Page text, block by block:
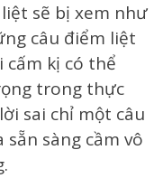
sẽ bị xem như
câu điểm liệt
kị có thể
trong thực
sai chỉ một câu
sàng cầm vô